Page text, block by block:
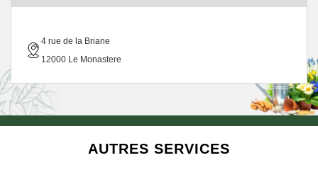
4 rue de la Briane
12000 Le Monastere
AUTRES SERVICES